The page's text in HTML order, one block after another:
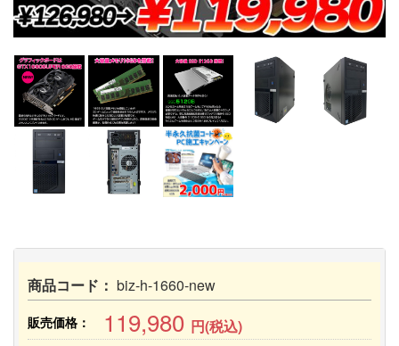
商品コード： biz-h-1660-new
販売価格： 119,980 円(税込)